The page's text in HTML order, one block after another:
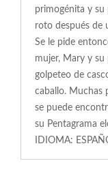
primogénita y
roto después de
Se le pide
mujer, Mary y su
golpeteo de
caballo. Muchas
se puede
su Pentagrama
IDIOMA: